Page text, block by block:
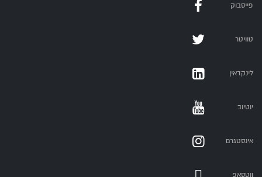
פייסבוק
טוויטר
לינקדאין
יוטיוב
אינסטגרם
ווטסאפ